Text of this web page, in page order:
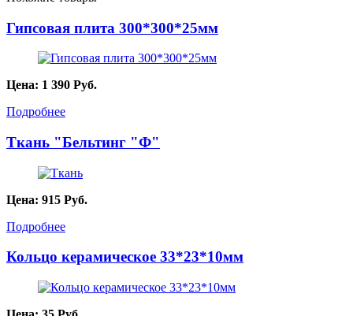
Гипсовая плита 300*300*25мм
Цена: 1 390 Руб.
Подробнее
Ткань "Бельтинг "Ф"
Цена: 915 Руб.
Подробнее
Кольцо керамическое 33*23*10мм